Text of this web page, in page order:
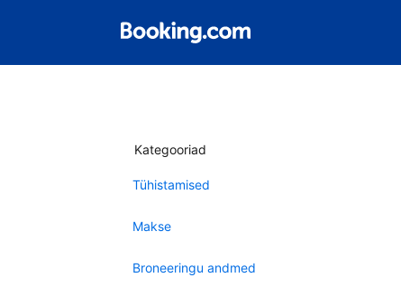
Kategooriad
Tühistamised
Makse
Broneeringu andmed